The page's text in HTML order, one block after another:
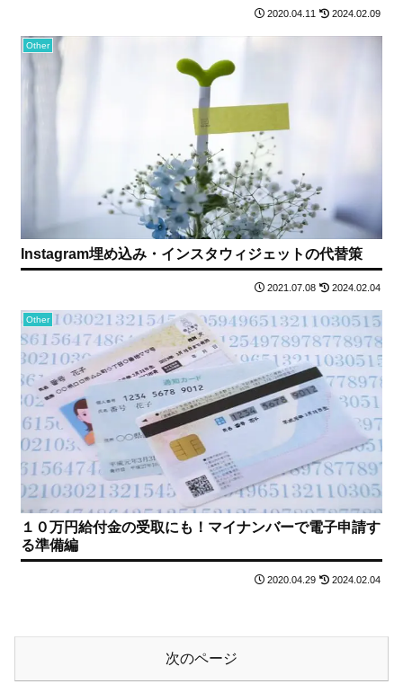
2020.04.11 2024.02.09
Other
Instagram埋め込み・インスタウィジェットの代替策
2021.07.08 2024.02.04
Other
１０万円給付金の受取にも！マイナンバーで電子申請す
る準備編
2020.04.29 2024.02.04
次のページ